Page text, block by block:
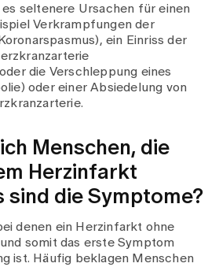
seltenere Ursachen für einen
Verkrampfungen der
ein Einriss der
die Verschleppung eines
oder einer Absiedelung von
Menschen, die
Herzinfarkt
sind die Symptome?
denen ein Herzinfarkt ohne
somit das erste Symptom
ist. Häufig beklagen Menschen